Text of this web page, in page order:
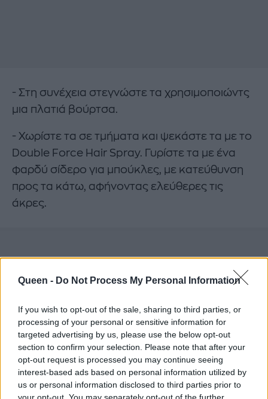
Queen - Do Not Process My Personal Information
If you wish to opt-out of the sale, sharing to third parties, or
processing of your personal or sensitive information for
targeted advertising by us, please use the below opt-out
section to confirm your selection. Please note that after your
opt-out request is processed you may continue seeing
interest-based ads based on personal information utilized by
us or personal information disclosed to third parties prior to
your opt-out. You may separately opt-out of the further
- Στη συνέχεια στεγνώστε τα χρησιμοποιώντς
μια πλατιά βούρτσα.
- Χωρίστε τα σε τμήματα και ψεκάστε τα με το
Double Force Hair Spray. Γυρίστε τα με ένα
φαρδύ σίδερο για μπούκλες, με κατεύθυνση
προς τα κάτω, αφήνοντας ελεύθερες τις
άκρες.